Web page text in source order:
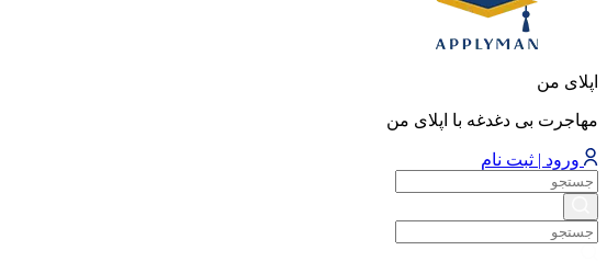
اپلای من
مهاجرت بی دغدغه با اپلای من
ورود | ثبت نام